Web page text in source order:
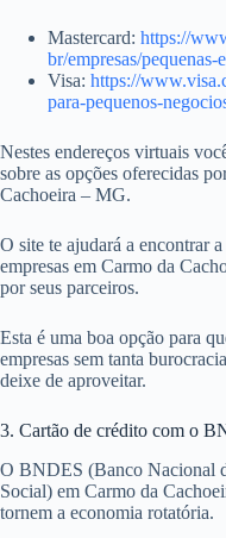
Mastercard: https://
br/empresas/pequenas-
Visa: https://
para-pequenos-
Nestes endereços virtuais
sobre as opções oferecidas
Cachoeira – MG.
O site te ajudará a encontrar
empresas em Carmo da
por seus parceiros.
Esta é uma boa opção para
empresas sem tanta
deixe de aproveitar.
3. Cartão de crédito com o
O BNDES (Banco Nacional
Social) em Carmo da
tornem a economia rotatória.